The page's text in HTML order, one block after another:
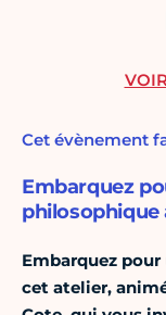
Cet évènement
Embarquez
philosophique
Embarquez
cet atelier,